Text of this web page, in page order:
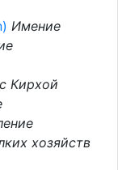
Имение
Кирхой
хозяйств